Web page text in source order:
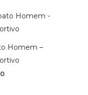
Homem –